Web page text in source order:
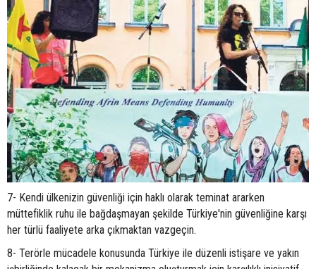
7- Kendi ülkenizin güvenliği için haklı olarak teminat ararken
müttefiklik ruhu ile bağdaşmayan şekilde Türkiye'nin güvenliğine karşı
her türlü faaliyete arka çıkmaktan vazgeçin.
8- Terörle mücadele konusunda Türkiye ile düzenli istişare ve yakın